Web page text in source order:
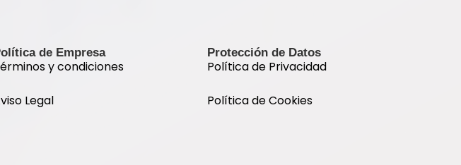
de Empresa
y condiciones
Legal
Protección de Datos
Política de Privacidad
Política de Cookies